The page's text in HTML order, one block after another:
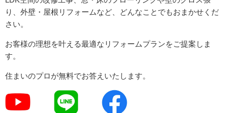
り、外壁・屋根リフォームなど、どんなことでもおまかせくだ
さい。
お客様の理想を叶える最適なリフォームプランをご提案しま
す。
住まいのプロが無料でお答えいたします。